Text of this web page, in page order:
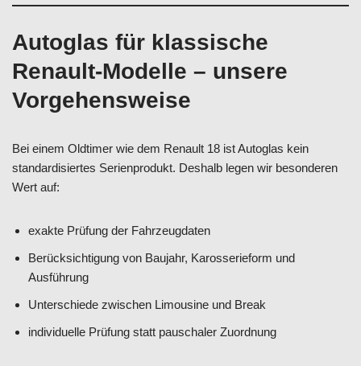
Autoglas für klassische
Renault-Modelle – unsere
Vorgehensweise
Bei einem Oldtimer wie dem Renault 18 ist Autoglas kein
standardisiertes Serienprodukt. Deshalb legen wir besonderen
Wert auf:
exakte Prüfung der Fahrzeugdaten
Berücksichtigung von Baujahr, Karosserieform und
Ausführung
Unterschiede zwischen Limousine und Break
individuelle Prüfung statt pauschaler Zuordnung